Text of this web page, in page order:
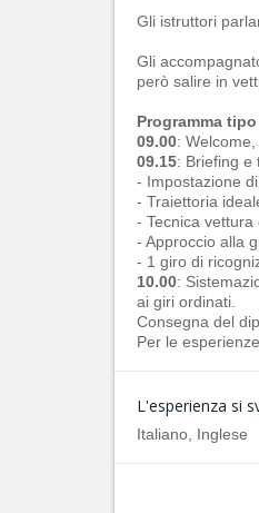
Gli istruttori
Gli
però salire in
Programma
09.00:
09.15: Briefing e
- Impostazione
- Traiettoria
- Tecnica
- Approccio alla
- 1 giro di
10.00:
ai giri ordinati.
Consegna del
Per le
L'esperienza si
Italiano, Inglese